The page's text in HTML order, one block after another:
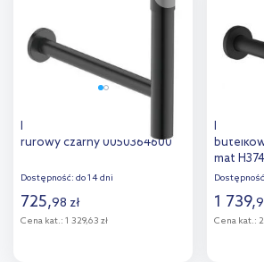
porównania
Duravit syfon do umywalki
rurowy czarny 0050364600
Dostępność: do 14 dni
725,98 zł
Cena kat.: 1 329,63 zł
Laufen
mat
1 739,
Cena kat.: